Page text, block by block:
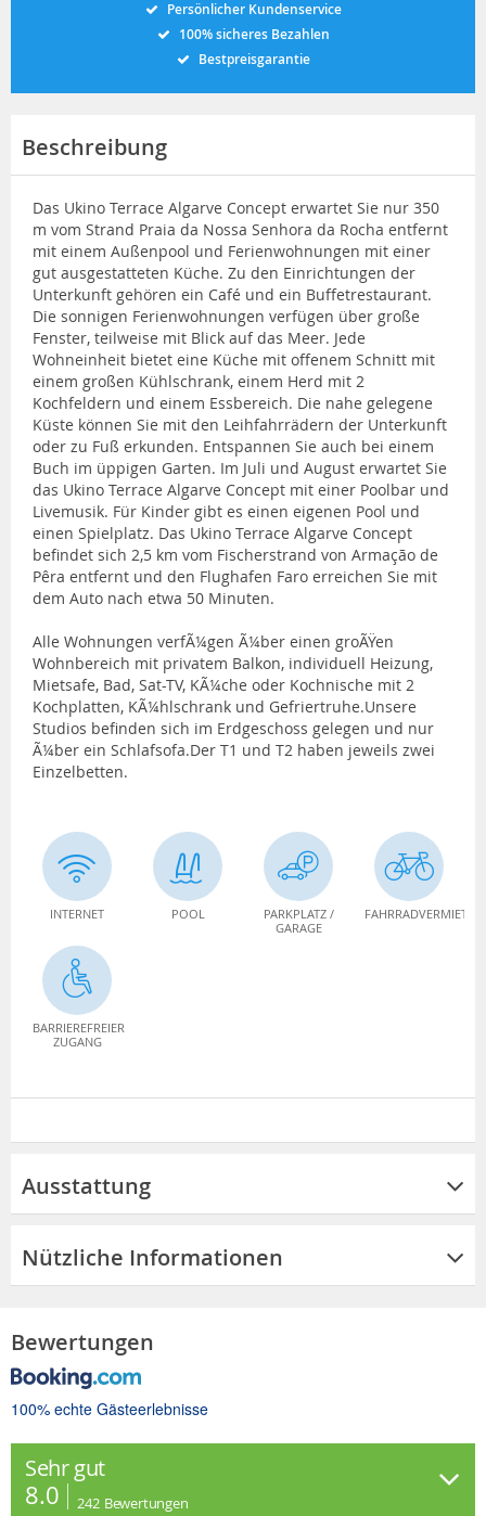
Persönlicher Kundenservice
100% sicheres Bezahlen
Bestpreisgarantie
Beschreibung
Das Ukino Terrace Algarve Concept erwartet Sie nur 350
m vom Strand Praia da Nossa Senhora da Rocha entfernt
mit einem Außenpool und Ferienwohnungen mit einer
gut ausgestatteten Küche. Zu den Einrichtungen der
Unterkunft gehören ein Café und ein Buffetrestaurant.
Die sonnigen Ferienwohnungen verfügen über große
Fenster, teilweise mit Blick auf das Meer. Jede
Wohneinheit bietet eine Küche mit offenem Schnitt mit
einem großen Kühlschrank, einem Herd mit 2
Kochfeldern und einem Essbereich. Die nahe gelegene
Küste können Sie mit den Leihfahrrädern der Unterkunft
oder zu Fuß erkunden. Entspannen Sie auch bei einem
Buch im üppigen Garten. Im Juli und August erwartet Sie
das Ukino Terrace Algarve Concept mit einer Poolbar und
Livemusik. Für Kinder gibt es einen eigenen Pool und
einen Spielplatz. Das Ukino Terrace Algarve Concept
befindet sich 2,5 km vom Fischerstrand von Armação de
Pêra entfernt und den Flughafen Faro erreichen Sie mit
dem Auto nach etwa 50 Minuten.
Alle Wohnungen verfÃ¼gen Ã¼ber einen groÃŸen
Wohnbereich mit privatem Balkon, individuell Heizung,
Mietsafe, Bad, Sat-TV, KÃ¼che oder Kochnische mit 2
Kochplatten, KÃ¼hlschrank und Gefriertruhe.Unsere
Studios befinden sich im Erdgeschoss gelegen und nur
Ã¼ber ein Schlafsofa.Der T1 und T2 haben jeweils zwei
Einzelbetten.
INTERNET POOL
PARKPLATZ /
GARAGE
BARRIEREFREIER
ZUGANG
Ausstattung
Nützliche Informationen
Bewertungen
100% echte Gästeerlebnisse
Sehr gut
8.0 242 Bewertungen